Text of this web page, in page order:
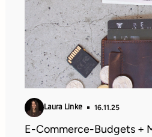
Laura Linke 16.11.25
E-Commerce-Budgets +